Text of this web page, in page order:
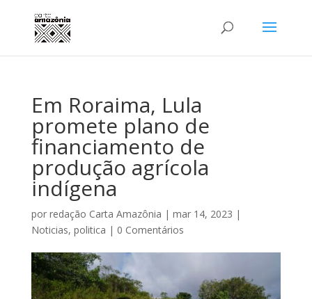
Em Roraima, Lula
promete plano de
financiamento de
produção agrícola
indígena
por redação Carta Amazônia | mar 14, 2023 |
Noticias, politica | 0 Comentários